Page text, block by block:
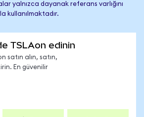
yalnızca dayanak referans varlığını
kullanılmaktadır.
TSLAon edinin
satın alın, satın,
En güvenilir